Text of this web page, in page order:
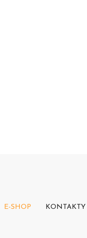
E-SHOP KONTAKTY